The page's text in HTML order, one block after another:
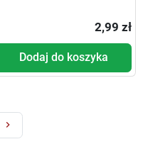
2,99 zł
Dodaj do koszyka
keyboard_arrow_right